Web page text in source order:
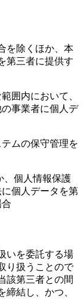
を除くほか、本
第三者に提供す
囲内において、
事業者に個人デ
ムの保守管理を
、個人情報保護
個人データを第
いを委託する場
り扱うことので
該第三者との間
締結し、かつ、